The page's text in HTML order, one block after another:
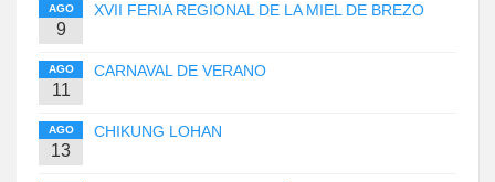
AGO
9
XVII FERIA REGIONAL DE LA MIEL DE BREZO
AGO
11
CARNAVAL DE VERANO
AGO
13
CHIKUNG LOHAN